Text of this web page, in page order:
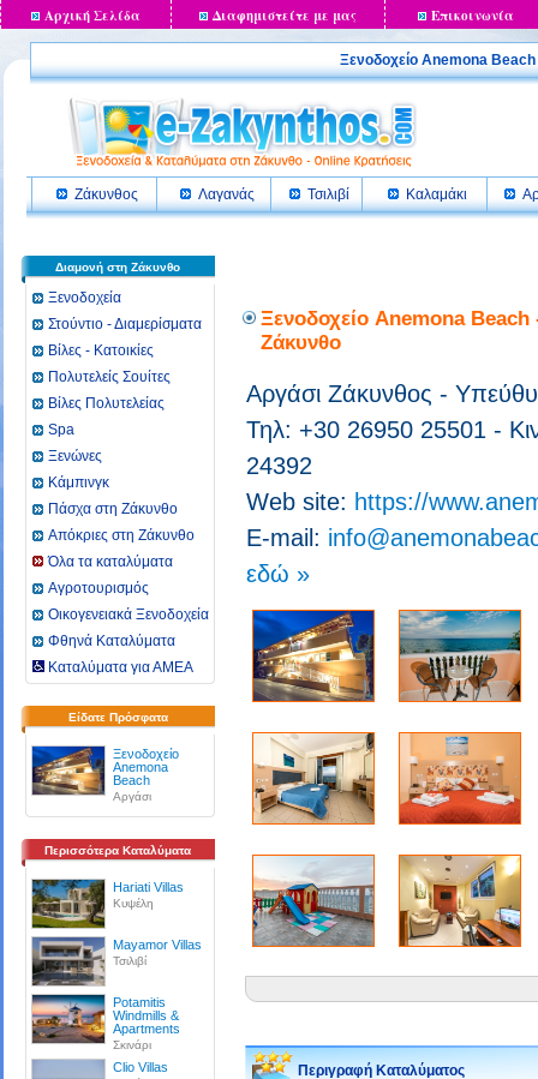
Αρχική Σελίδα Διαφημιστείτε με μας Επικοινωνία
Ξενοδοχείο Anemona
Ζάκυνθος Λαγανάς Τσιλιβί Καλαμάκι
Διαμονή στη Ζάκυνθο
Ξενοδοχεία
Στούντιο - Διαμερίσματα
Βίλες - Κατοικίες
Πολυτελείς Σουίτες
Βίλες Πολυτελείας
Spa
Ξενώνες
Κάμπινγκ
Πάσχα στη Ζάκυνθο
Απόκριες στη Ζάκυνθο
Όλα τα καταλύματα
Αγροτουρισμός
Οικογενειακά Ξενοδοχεία
Φθηνά Καταλύματα
Καταλύματα για ΑΜΕΑ
Είδατε Πρόσφατα
Ξενοδοχείο
Anemona
Beach
Αργάσι
Περισσότερα Καταλύματα
Hariati Villas
Κυψέλη
Mayamor Villas
Τσιλιβί
Potamitis
Windmills &
Apartments
Σκινάρι
Clio Villas
Ξενοδοχείο Anemona
Ζάκυνθο
Αργάσι Ζάκυνθος -
Τηλ: +30 26950 25501 -
24392
Web site: https://
E-mail:
εδώ »
Περιγραφή Καταλύματος